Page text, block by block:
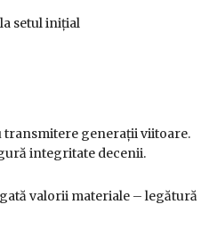
setul inițial
generații viitoare.
integritate decenii.
valorii materiale – legătură